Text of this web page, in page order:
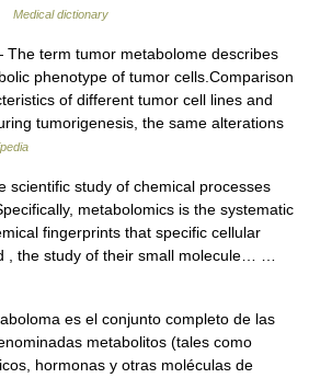
Medical dictionary
term tumor metabolome describes
phenotype of tumor cells.Comparison
of different tumor cell lines and
tumorigenesis, the same alterations
scientific study of chemical processes
metabolomics is the systematic
fingerprints that specific cellular
, the study of their small molecule… …
es el conjunto completo de las
metabolitos (tales como
hormonas y otras moléculas de